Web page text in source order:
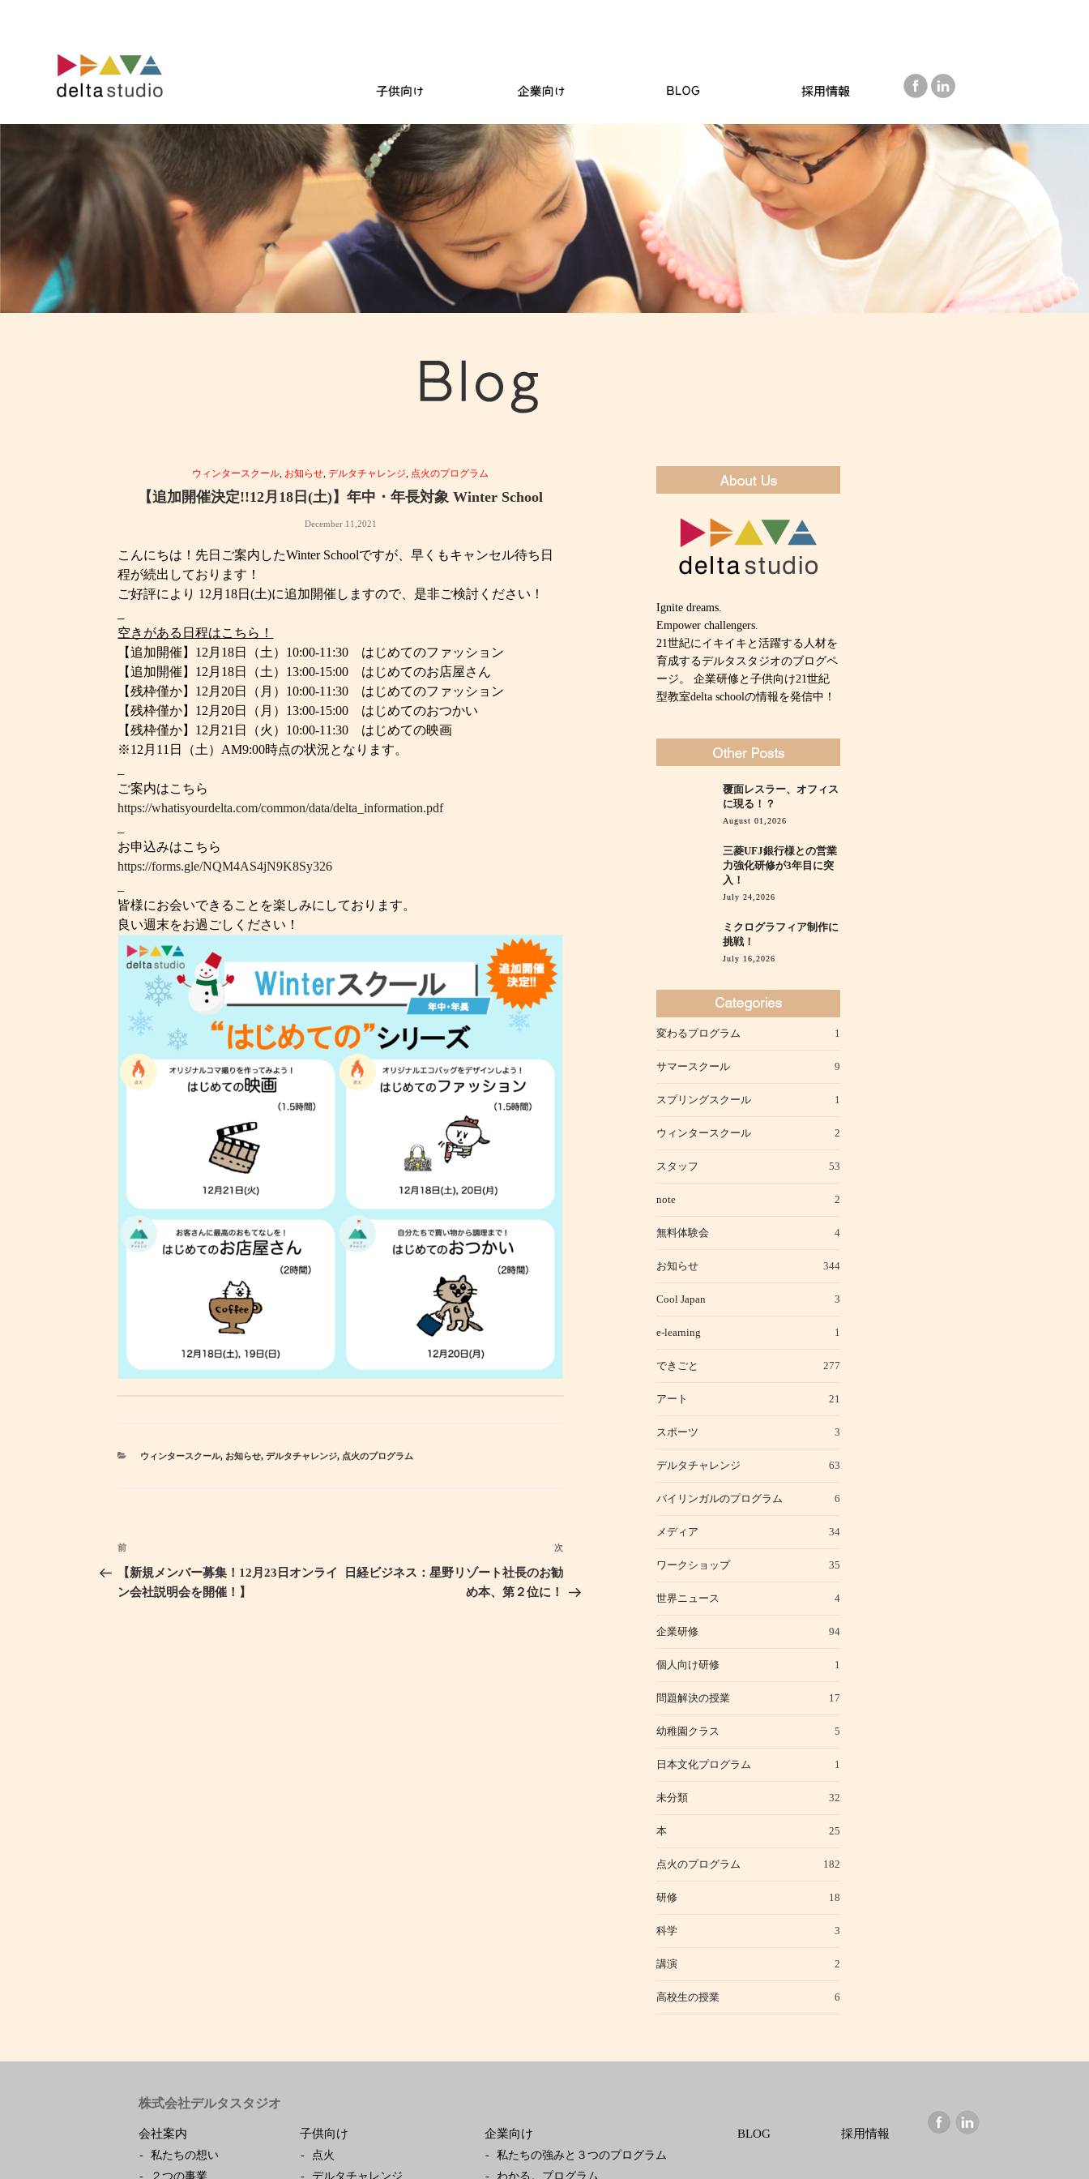
ン
ウィンタースクール, お知らせ,デルタチャレンジ, 点火のプログラム
【追加開催決定!!12月18日(土)】年中・年長対象 Winter School
December 11,2021
こんにちは！先日ご案内したWinter Schoolですが、早くもキャンセル待ち日
程が続出しております！
ご好評により 12月18日(土)に追加開催しますので、是非ご検討ください！
空きがある日程はこちら！
【追加開催】12月18日（土）10:00-11:30 はじめてのファッション
【追加開催】12月18日（土）13:00-15:00 はじめてのお店屋さん
【残枠僅か】12月20日（月）10:00-11:30 はじめてのファッション
【残枠僅か】12月20日（月）13:00-15:00 はじめてのおつかい
【残枠僅か】12月21日（火）10:00-11:30 はじめての映画
※12月11日（土）AM9:00時点の状況となります。
ご案内はこちら
https://whatisyourdelta.com/common/data/delta_information.pdf
お申込みはこちら
https://forms.gle/NQM4AS4jN9K8Sy326
皆様にお会いできることを楽しみにしております。
良い週末をお過ごしください！
カ
ウィンタースクール, お知らせ, デルタチャレンジ, 点火のプログラム
投
稿
ナ
過
去
の
前
【新規メンバー募集！12月23日オンライ
ン会社説明会を開催！】
次
の
投
次
日経ビジネス：星野リゾート社長のお勧
め本、第２位に！
Ignite dreams.
Empower challengers.
21世紀にイキイキと活躍する人材を
育成するデルタスタジオのブログペ
ージ。 企業研修と子供向け21世紀
型教室delta schoolの情報を発信中！
覆面レスラー、オフィス
に現る！？
August 01,2026
三菱UFJ銀行様との営業
力強化研修が3年目に突
入！
July 24,2026
ミクログラフィア制作に
挑戦！
July 16,2026
変わるプログラム 1
サマースクール 9
スプリングスクール 1
ウィンタースクール 2
スタッフ 53
note 2
無料体験会 4
お知らせ 344
Cool Japan 3
e-learning 1
できごと 277
アート 21
スポーツ 3
デルタチャレンジ 63
バイリンガルのプログラム 6
メディア 34
ワークショップ 35
世界ニュース 4
企業研修 94
個人向け研修 1
問題解決の授業 17
幼稚園クラス 5
日本文化プログラム 1
未分類 32
本 25
点火のプログラム 182
研修 18
科学 3
講演 2
高校生の授業 6
株式会社デルタスタジオ
会社案内
私たちの想い
２つの事業
子供向け
点火
デルタチャレンジ
企業向け
私たちの強みと３つのプログラム
わかる。プログラム
BLOG 採用情報